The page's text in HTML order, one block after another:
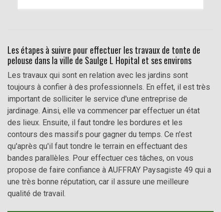
Les étapes à suivre pour effectuer les travaux de tonte de
pelouse dans la ville de Saulge L Hopital et ses environs
Les travaux qui sont en relation avec les jardins sont
toujours à confier à des professionnels. En effet, il est très
important de solliciter le service d'une entreprise de
jardinage. Ainsi, elle va commencer par effectuer un état
des lieux. Ensuite, il faut tondre les bordures et les
contours des massifs pour gagner du temps. Ce n'est
qu'après qu'il faut tondre le terrain en effectuant des
bandes parallèles. Pour effectuer ces tâches, on vous
propose de faire confiance à AUFFRAY Paysagiste 49 qui a
une très bonne réputation, car il assure une meilleure
qualité de travail.